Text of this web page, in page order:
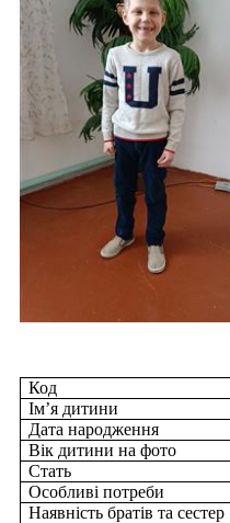
Код
Ім’я дитини
Дата народження
Вік дитини на фото
Стать
Особливі потреби
Наявність братів та сестер